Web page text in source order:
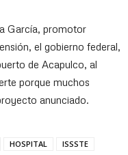
García, promotor
el gobierno federal,
de Acapulco, al
porque muchos
anunciado.
HOSPITAL ISSSTE